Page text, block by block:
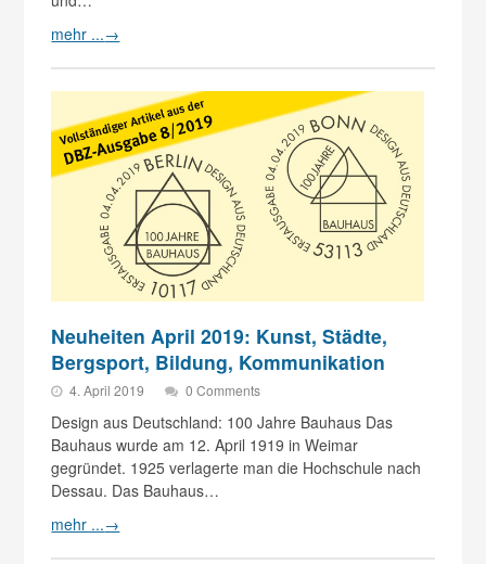
mehr ...→
Neuheiten April 2019: Kunst, Städte,
Bergsport, Bildung, Kommunikation
4. April 2019 0 Comments
Design aus Deutschland: 100 Jahre Bauhaus Das
Bauhaus wurde am 12. April 1919 in Weimar
gegründet. 1925 verlagerte man die Hochschule nach
Dessau. Das Bauhaus…
mehr ...→